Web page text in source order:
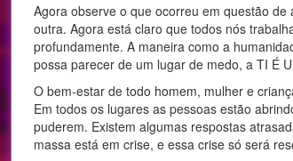
Agora observe o que ocorreu em questão
outra. Agora está claro que todos nós
profundamente. A maneira como a
possa parecer de um lugar de medo, a TI É
O bem-estar de todo homem, mulher e
Em todos os lugares as pessoas estão
puderem. Existem algumas respostas
massa está em crise, e essa crise só será